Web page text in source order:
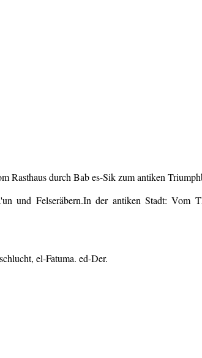
Rasthaus durch Bab es-Sik zum antiken
und Felseräbern.In der antiken Stadt: Vom
el-Fatuma. ed-Der.